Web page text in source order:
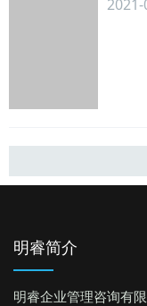
明睿简介
明睿企业管理咨询有